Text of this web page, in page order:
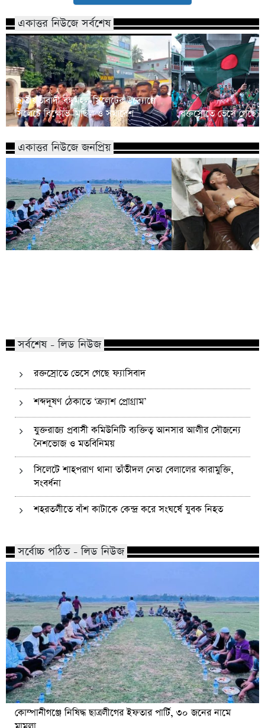
একাত্তর নিউজে সর্বশেষ
জাতীয়তাবাদী বন্ধুমহল সিলেটের উদ্যোগে
সিলেটে বিক্ষোভ মিছিল ও সমাবেশ
রক্তস্রোতে ভেসে গেছে
একাত্তর নিউজে জনপ্রিয়
সর্বশেষ - লিড নিউজ
রক্তস্রোতে ভেসে গেছে ফ্যাসিবাদ
শব্দদূষণ ঠেকাতে ‘ক্র্যাশ প্রোগ্রাম’
যুক্তরাজ্য প্রবাসী কমিউনিটি ব্যক্তিত্ব আনসার আলীর সৌজন্যে
নৈশভোজ ও মতবিনিময়
সিলেটে শাহপরাণ থানা তাঁতীদল নেতা বেলালের কারামুক্তি,
সংবর্ধনা
শহরতলীতে বাঁশ কাটাকে কেন্দ্র করে সংঘর্ষে যুবক নিহত
সর্বোচ্চ পঠিত - লিড নিউজ
কোম্পানীগঞ্জে নিষিদ্ধ ছাত্রলীগের ইফতার পার্টি, ৩০ জনের নামে